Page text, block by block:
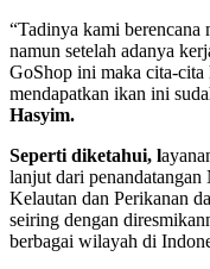
“Tadinya kami
namun setelah adanya
GoShop ini maka cita-cita
mendapatkan ikan ini
Hasyim.
Seperti diketahui, l
lanjut dari penandatangan
Kelautan dan Perikanan
seiring dengan
berbagai wilayah di